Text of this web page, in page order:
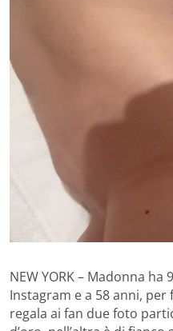
NEW YORK – Madonna
Instagram e a 58 anni,
regala ai fan due foto